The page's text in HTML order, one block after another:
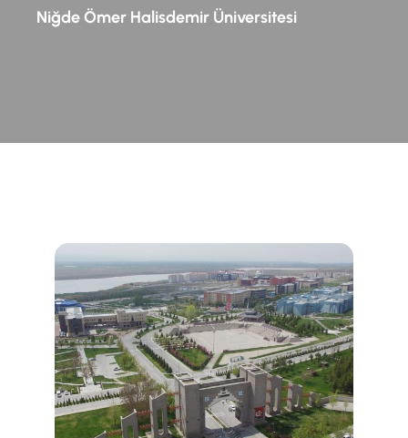
Niğde Ömer Halisdemir Üniversitesi